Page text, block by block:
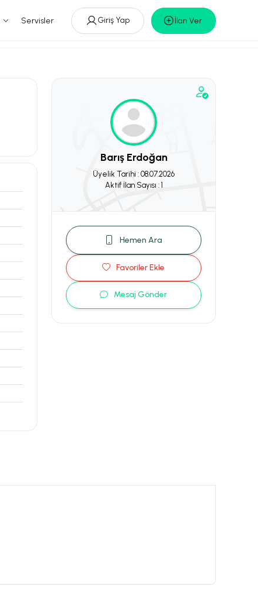
Servisler Giriş Yap İlan Ver
Barış Erdoğan
Üyelik Tarihi : 08.07.2026
Aktif İlan Sayısı : 1
Hemen Ara
Favoriler Ekle
Mesaj Gönder